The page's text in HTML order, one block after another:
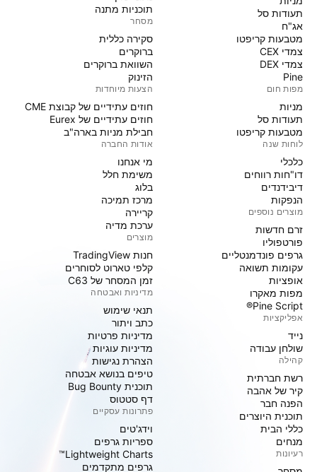
תעודות סל
אג"ח
מטבעות קריפטו
צמדי CEX
צמדי DEX
Pine
מפות חום
מניות‏
תעודות סל
מטבעות קריפטו
לוחות שנה
כלכלי
דו"חות רווחים
דיבידנדים
הנפקות
מוצרים נוספים
זרם חדשות
פורטפוליו
גרפים פונדמנטליים
עקומות תשואה
אופציות
מפות מאקרו
Pine Script®
אפליקציות
נייד
שולחן עבודה
קהילה
רשת חברתית
קיר של אהבה
הפנה חבר
תוכנית היוצרים
כללי הבית
מנחים
רעיונות
תוכניות מתנה
מסחר
סקירה כללית
ברוקרים
השוואת ברוקרים
הזינוק
הצעות מיוחדות
חוזים עתידיים של קבוצת CME
חוזים עתידיים של Eurex
חבילת מניות בארה"ב
אודות החברה
מי אנחנו
משימת חלל
בלוג
מרכז תמיכה
קריירה
ערכת מדיה
מוצרים
חנות TradingView
קלפי טארוט לסוחרים
זמן המסחר של C63
מדיניות ואבטחה
תנאי שימוש
כתב ויתור
מדיניות פרטיות
מדיניות עוגיות
הצהרת נגישות
טיפים בנושא אבטחה
תוכנית Bug Bounty
דף סטטוס
פתרונות עסקיים
וידג'טים
ספריות גרפים
Lightweight Charts™
גרפים מתקדמים